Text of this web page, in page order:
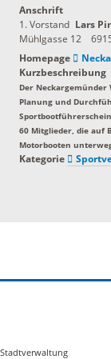
Anschrift
1. Vorstand Lars
Mühlgasse 12
Homepage
Kurzbeschreibung
Der Neckargemünder
Planung und
60 Mitglieder, die auf
Motorbooten
Kategorie
Stadtverwaltung